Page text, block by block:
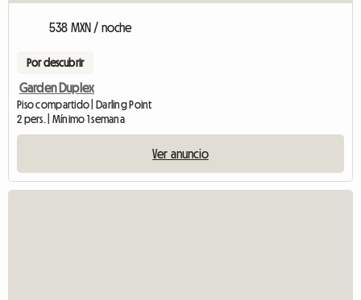
538 MXN / noche
Por descubrir
Garden Duplex
Piso compartido | Darling Point
2 pers. | Mínimo 1 semana
Ver anuncio